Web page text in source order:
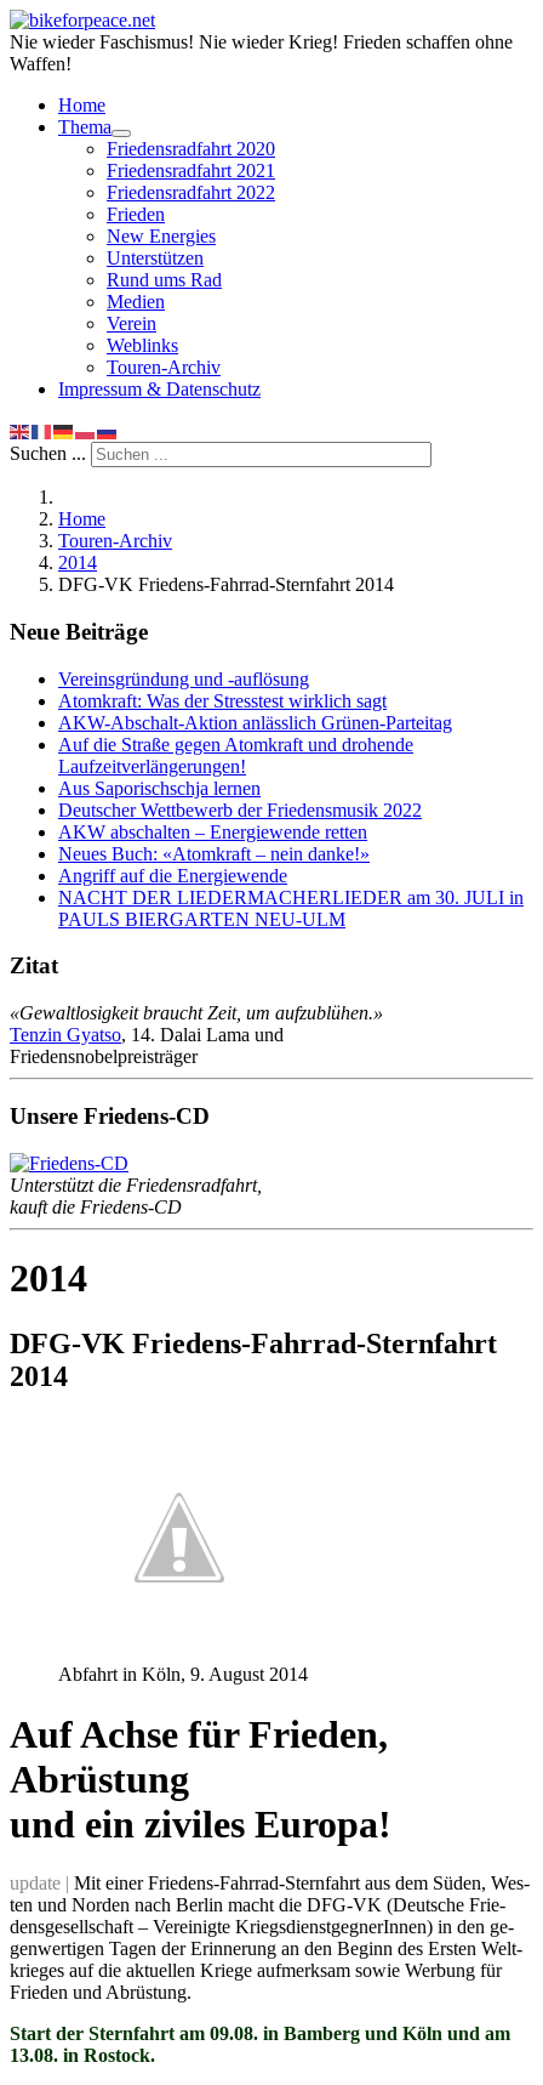
Nie wieder Faschismus! Nie wieder Krieg! Frieden schaffen ohne
Waffen!
Home
Thema
Friedensradfahrt 2020
Friedensradfahrt 2021
Friedensradfahrt 2022
Frieden
New Energies
Unterstützen
Rund ums Rad
Medien
Verein
Weblinks
Touren-Archiv
Impressum & Datenschutz
Suchen ...
Home
Touren-Archiv
2014
DFG-VK Friedens-Fahrrad-Sternfahrt 2014
Neue Beiträge
Vereinsgründung und -auflösung
Atomkraft: Was der Stresstest wirklich sagt
AKW-Abschalt-Aktion anlässlich Grünen-Parteitag
Auf die Straße gegen Atomkraft und drohende
Laufzeitverlängerungen!
Aus Saporischschja lernen
Deutscher Wettbewerb der Friedensmusik 2022
AKW abschalten – Energiewende retten
Neues Buch: «Atomkraft – nein danke!»
Angriff auf die Energiewende
NACHT DER LIEDERMACHERLIEDER am 30. JULI in
PAULS BIERGARTEN NEU-ULM
Zitat
«Gewaltlosigkeit braucht Zeit, um aufzublühen.»
Tenzin Gyatso, 14. Dalai Lama und
Friedensnobelpreisträger
Unsere Friedens-CD
Unterstützt die Friedensradfahrt,
kauft die Friedens-CD
2014
DFG-VK Friedens-Fahrrad-Sternfahrt
2014
Abfahrt in Köln, 9. August 2014
Auf Achse für Frieden,
Abrüstung
und ein ziviles Europa!
update | Mit ei­ner Frie­dens-Fahr­rad-Stern­fahrt aus dem Sü­den, Wes­
ten und Nor­den nach Ber­lin macht die DFG-VK (Deut­sche Frie­
dens­ge­sell­schaft – Ver­ei­nig­te Kriegs­dienst­geg­ne­rIn­nen) in den ge­
gen­wer­ti­gen Ta­gen der Er­in­ne­rung an den Be­ginn des Ers­ten Welt­
krie­ges auf die ak­tu­el­len Krie­ge auf­merk­sam so­wie Wer­bung für
Frie­den und Ab­rüs­tung.
Start der Stern­fahrt am 09.08. in Bam­berg und Köln und am
13.08. in Ros­tock.